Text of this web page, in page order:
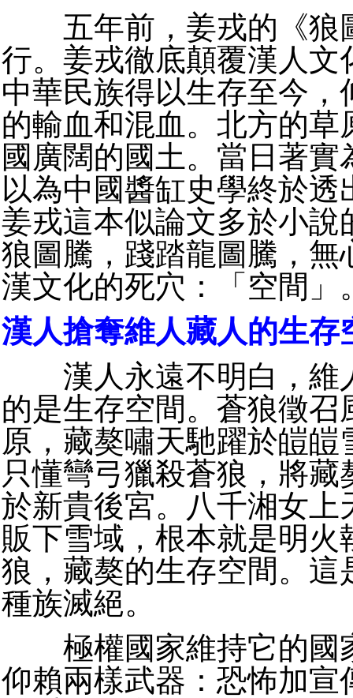
五年前，姜戎的《狼
行。姜戎徹底顛覆漢人文
中華民族得以生存至今，
的輸血和混血。北方的草
國廣闊的國土。當日著實
以為中國醬缸史學終於透
姜戎這本似論文多於小說
狼圖騰，踐踏龍圖騰，無
漢文化的死穴：「空間」
漢人搶奪維人藏人的生存
漢人永遠不明白，維
的是生存空間。蒼狼徵召
原，藏獒嘯天馳躍於皚皚
只懂彎弓獵殺蒼狼，將藏
於新貴後宮。八千湘女上
販下雪域，根本就是明火
狼，藏獒的生存空間。這
種族滅絕。
極權國家維持它的國
仰賴兩樣武器：恐怖加宣